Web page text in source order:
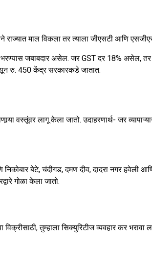
राज्यात माल विकला तर त्याला जीएसटी आणि
भरण्यास जबाबदार असेल. जर GST दर 18%
रु. 450 केंद्र सरकारकडे जातात.
वस्तूंवर लागू केला जातो. उदाहरणार्थ- जर
बेटे, चंदीगड, दमण दीव, दादरा नगर हवेली
गोळा केला जातो.
तुम्हाला सिक्युरिटीज व्यवहार कर भरावा